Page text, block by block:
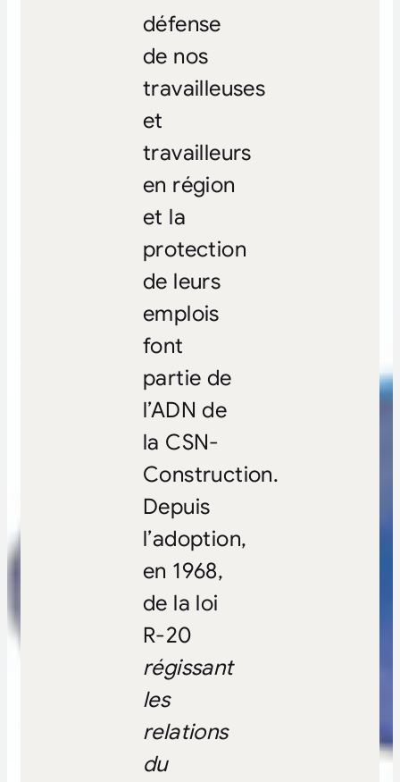
défense
de nos
travailleuses
et
travailleurs
en région
et la
protection
de leurs
emplois
font
partie de
l’ADN de
la CSN-
Construction.
Depuis
l’adoption,
en 1968,
de la loi
R-20
régissant
les
relations
du